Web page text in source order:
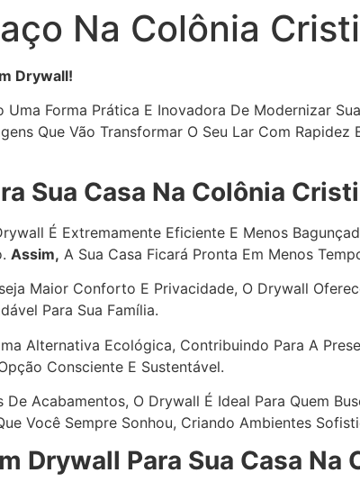
Na Colônia
Drywall!
Forma Prática E Inovadora De Modernizar
Que Vão Transformar O Seu Lar Com
Sua Casa Na Colônia
É Extremamente Eficiente E Menos
Assim, A Sua Casa Ficará Pronta Em Menos
Maior Conforto E Privacidade, O Drywall
Para Sua Família.
Alternativa Ecológica, Contribuindo Para A
Consciente E Sustentável.
De Acabamentos, O Drywall É Ideal Para Quem
Você Sempre Sonhou, Criando Ambientes
Drywall Para Sua Casa Na